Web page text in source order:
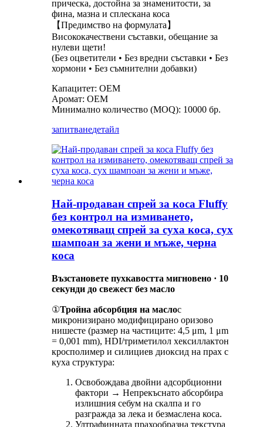
прическа, достойна за знаменитости, за
фина, мазна и сплескана коса
【Предимство на формулата】
Висококачествени съставки, обещание за
нулеви щети!
(Без оцветители • Без вредни съставки • Без
хормони • Без съмнителни добавки)
Капацитет: OEM
Аромат: OEM
Минимално количество (MOQ): 10000 бр.
запитванедетайл
Най-продаван спрей за коса Fluffy
без контрол на измиването,
омекотяващ спрей за суха коса, сух
шампоан за жени и мъже, черна
коса
Възстановете пухкавостта мигновено · 10
секунди до свежест без масло
①Тройна абсорбция на маслос
микронизирано модифицирано оризово
нишесте (размер на частиците: 4,5 μm, 1 μm
= 0,001 mm), HDI/триметилол хексиллактон
кросполимер и силициев диоксид на прах с
куха структура:
Освобождава двойни адсорбционни
фактори → Непрекъснато абсорбира
излишния себум на скалпа и го
разгражда за лека и безмаслена коса.
Ултрафинната прахообразна текстура